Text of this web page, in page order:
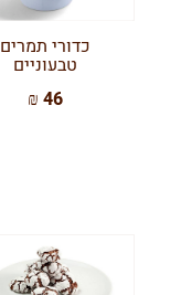
כדורי תמרים
טבעוניים
46 ₪